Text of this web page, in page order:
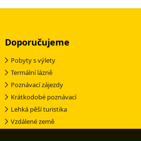
Doporučujeme
Pobyty s výlety
Termální lázně
Poznávací zájezdy
Krátkodobé poznávací
Lehká pěší turistika
Vzdálené země